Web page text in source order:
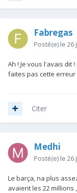
Fabregas
Posté(e) le 26
Ah ! Je vous l'avais dit
faites pas cette erreur
Citer
Medhi
Posté(e) le 26
Le barça, na plus
avaient les 22